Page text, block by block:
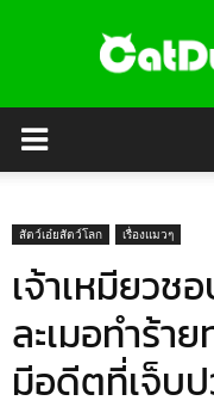
สัตว์เอ๋ยสัตว์โลก เรื่องแมวๆ
เจ้าเหมียวช
ละเมอทำร้า
มีอดีตที่เจ็บ